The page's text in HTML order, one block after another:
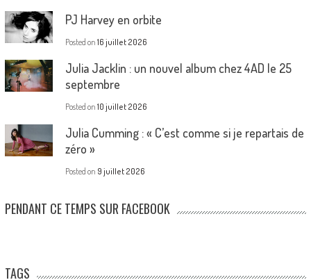
PJ Harvey en orbite
Posted on 16 juillet 2026
Julia Jacklin : un nouvel album chez 4AD le 25
septembre
Posted on 10 juillet 2026
Julia Cumming : « C’est comme si je repartais de
zéro »
Posted on 9 juillet 2026
PENDANT CE TEMPS SUR FACEBOOK
TAGS